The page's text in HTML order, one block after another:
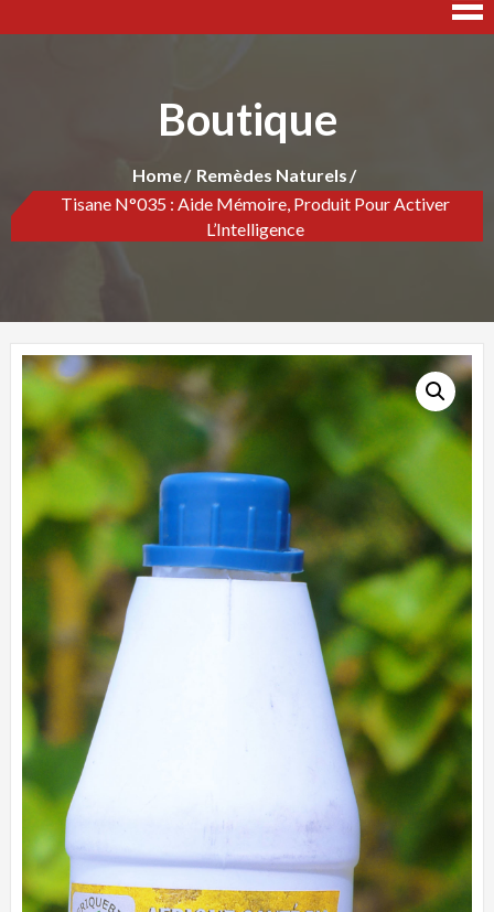
Boutique
Home
Remèdes Naturels
Tisane N°035 : Aide Mémoire, Produit Pour Activer
L’Intelligence